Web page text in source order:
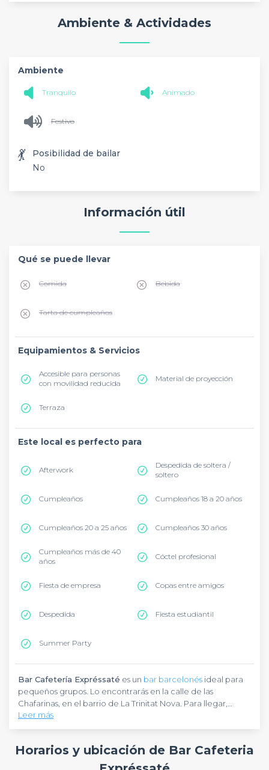
Ambiente & Actividades
Ambiente
Tranquilo Animado
Festivo
💃
Posibilidad de bailar
No
Información útil
Qué se puede llevar
Comida Bebida
Tarta de cumpleaños
Equipamientos & Servicios
Accesible para personas
con movilidad reducida
Material de proyección
Terraza
Este local es perfecto para
Afterwork
Despedida de soltera /
soltero
Cumpleaños Cumpleaños 18 a 20 años
Cumpleaños 20 a 25 años Cumpleaños 30 años
Cumpleaños más de 40
años
Cóctel profesional
Fiesta de empresa Copas entre amigos
Despedida Fiesta estudiantil
Summer Party
Bar Cafetería Expréssaté es un bar barcelonés ideal para
pequeños grupos. Lo encontrarás en la calle de las
Chafarinas, en el barrio de La Trinitat Nova. Para llegar,
puedes optar por las líneas 3, 4 y 11 del metro, que te dejarán
en la estación Trinitat Nova, a tan solo 200 metros.
Bar Cafetería Expréssatées un bar cafetería de barrio,
en una atmósfera cálida y familiar, perfecta para tomar una
copa con amigos o familiares. Ya sea que vengas a
Leer más
Horarios y ubicación de Bar Cafeteria